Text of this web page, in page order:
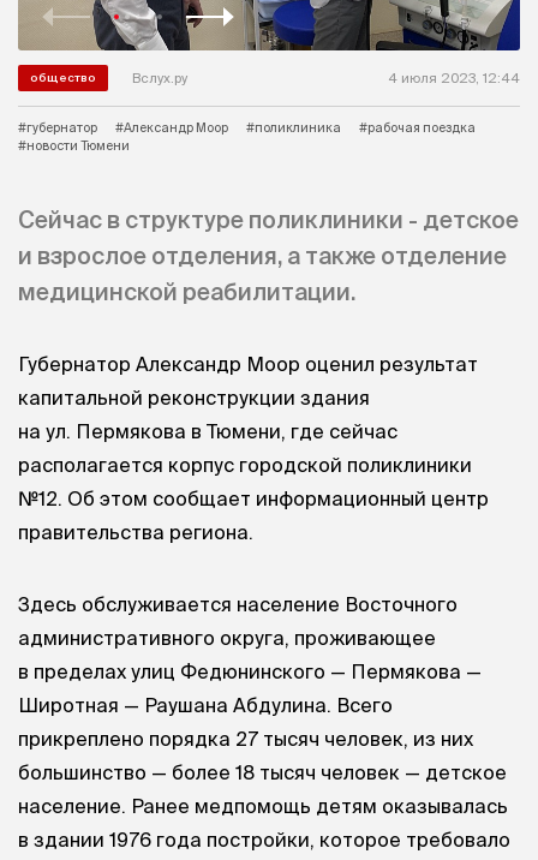
общество Вслух.ру 4 июля 2023, 12:44
#губернатор #Александр Моор #поликлиника
#рабочая поездка
#новости Тюмени
Сейчас в структуре поликлиники - детское
и взрослое отделения, а также отделение
медицинской реабилитации.
Губернатор Александр Моор оценил результат
капитальной реконструкции здания
на ул. Пермякова в Тюмени, где сейчас
располагается корпус городской поликлиники
№12. Об этом сообщает информационный центр
правительства региона.
Здесь обслуживается население Восточного
административного округа, проживающее
в пределах улиц Федюнинского — Пермякова —
Широтная — Раушана Абдулина. Всего
прикреплено порядка 27 тысяч человек, из них
большинство — более 18 тысяч человек — детское
население. Ранее медпомощь детям оказывалась
в здании 1976 года постройки, которое требовало